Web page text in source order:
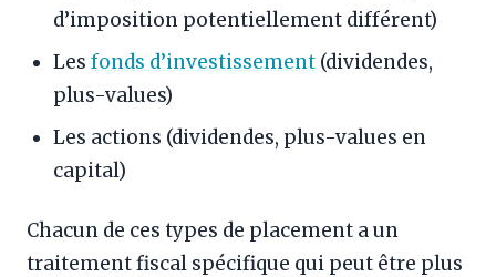
d’imposition potentiellement différent)
Les fonds d’investissement (dividendes,
plus-values)
Les actions (dividendes, plus-values en
capital)
Chacun de ces types de placement a un
traitement fiscal spécifique qui peut être plus